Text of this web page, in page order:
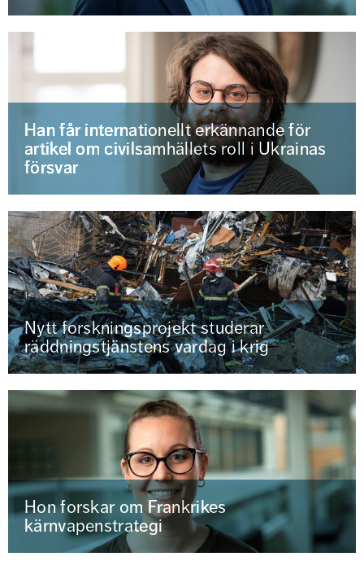
Han får internationellt erkännande för
artikel om civilsamhällets roll i Ukrainas
försvar
Nytt forskningsprojekt studerar
räddningstjänstens vardag i krig
Hon forskar om Frankrikes
kärnvapenstrategi